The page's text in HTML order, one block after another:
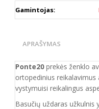
Gamintojas:
APRAŠYMAS
Ponte20 prekės ženklo
ortopedinius reikalavimus
vystymuisi reikalingus
Basučių uždaras užkulnis